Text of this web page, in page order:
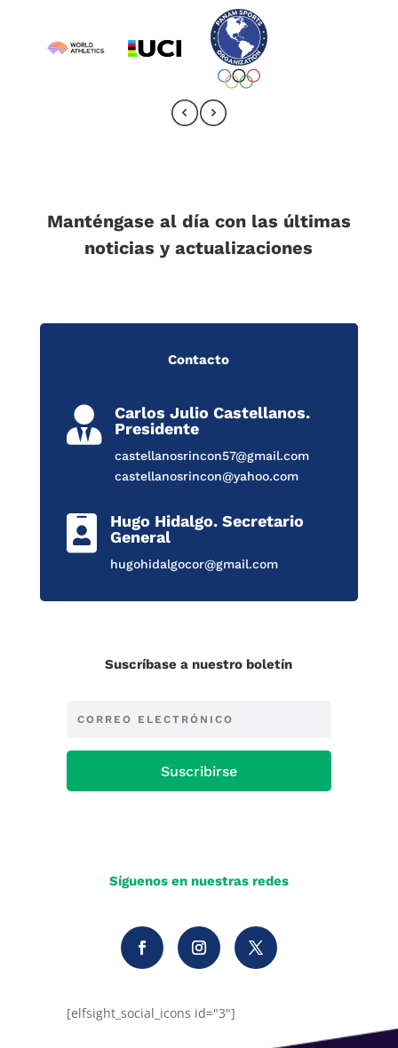
Manténgase al día con las últimas
noticias y actualizaciones
Contacto

Carlos Julio Castellanos.
Presidente
castellanosrincon57@gmail.com
castellanosrincon@yahoo.com

Hugo Hidalgo. Secretario
General
hugohidalgocor@gmail.com
Suscríbase a nuestro boletín
Suscribirse
Síguenos en nuestras redes
[elfsight_social_icons id="3"]